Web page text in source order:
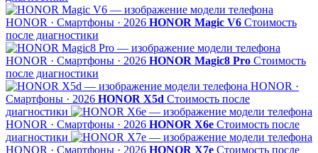
HONOR · Смартфоны · 2026 HONOR Magic V6 Стоимость
после диагностики
HONOR · Смартфоны · 2026 HONOR Magic8 Pro Стоимость
после диагностики
HONOR ·
Смартфоны · 2026 HONOR X5d Стоимость после
диагностики
HONOR · Смартфоны · 2026 HONOR X6e Стоимость после
диагностики
HONOR · Смартфоны · 2026 HONOR X7e Стоимость после